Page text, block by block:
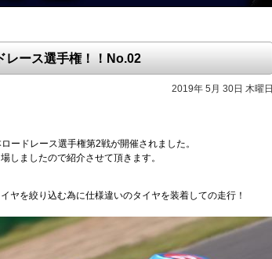
レース選手権！！No.02
2019年 5月 30日 木曜日
ードレース選手権第2戦が開催されました。
しましたので紹介させて頂きます。
ヤを絞り込む為に仕様違いのタイヤを装着しての走行！